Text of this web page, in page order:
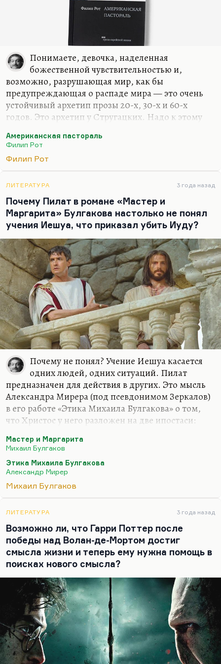
Понимаете, девочка, наделенная
божественной чувствительностью и,
возможно, разрушающая мир, как бы
предупреждающая о распаде мира — это очень
устойчивый архетип прозы 20-х, 30-х и 60-х
годов. Это архетип у Стругацких. Надо к этому
Такая девочка или вообще ребенок, который
гибели. У Рота это не совсем то, но архетип тот же
бестселлер» (книга называется «Абсолютный
бестселлер» — такое хитрое название), пытался
проследить генезис некоторых мифов и их
дальнейшее развитие. То, что делает Арабов
применительно к…
Американская пастораль
Филип Рот
Филип Рот
ЛИТЕРАТУРА 3 года назад
Почему Пилат в романе «Мастер и
Маргарита» Булгакова настолько не понял
учения Иешуа, что приказал убить Иуду?
Почему не понял? Учение Иешуа касается
одних людей, одних ситуаций. Пилат
предназначен для действия в других. Это мысль
Александра Мирера (под псевдонимом Зеркалов)
в его работе «Этика Михаила Булгакова» о том,
что Христос у него разложен на две ипостаси:
общем, без действия, без убийства Иуды неполна
миссия Левия Матвей. Левий Матвей тоже хочет
его убить, при том, что он глубоко понимает
учение Иешуа.
монархисту и вообще человеку действия,
довольно рискованному, отважному и, в общем,
решительному в некоторых ситуациях, по его
философской системе Пилат в мире совершенно
необходим. Он получает моральную…
Мастер и Маргарита
Михаил Булгаков
Этика Михаила Булгакова
Александр Мирер
Михаил Булгаков
ЛИТЕРАТУРА 3 года назад
Возможно ли, что Гарри Поттер после
победы над Волан-де-Мортом достиг
смысла жизни и теперь ему нужна помощь в
поисках нового смысла?